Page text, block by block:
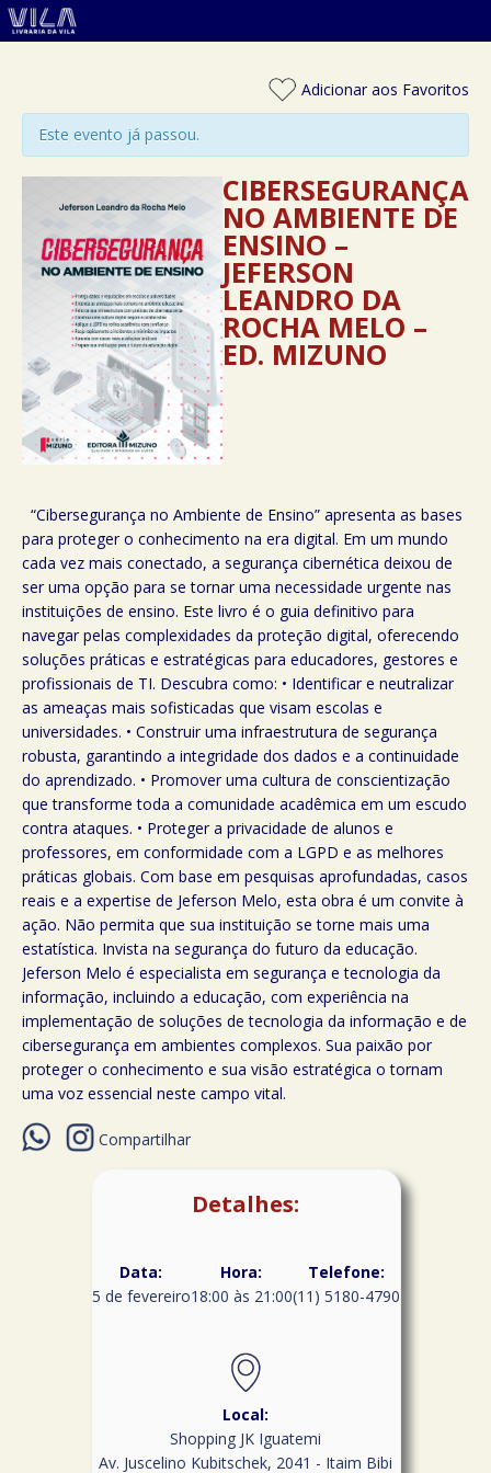
Adicionar aos Favoritos
Este evento já passou.
CIBERSEGURANÇA
NO AMBIENTE DE
ENSINO –
JEFERSON
LEANDRO DA
ROCHA MELO –
ED. MIZUNO
“Cibersegurança no Ambiente de Ensino” apresenta as bases
para proteger o conhecimento na era digital. Em um mundo
cada vez mais conectado, a segurança cibernética deixou de
ser uma opção para se tornar uma necessidade urgente nas
instituições de ensino. Este livro é o guia definitivo para
navegar pelas complexidades da proteção digital, oferecendo
soluções práticas e estratégicas para educadores, gestores e
profissionais de TI. Descubra como: • Identificar e neutralizar
as ameaças mais sofisticadas que visam escolas e
universidades. • Construir uma infraestrutura de segurança
robusta, garantindo a integridade dos dados e a continuidade
do aprendizado. • Promover uma cultura de conscientização
que transforme toda a comunidade acadêmica em um escudo
contra ataques. • Proteger a privacidade de alunos e
professores, em conformidade com a LGPD e as melhores
práticas globais. Com base em pesquisas aprofundadas, casos
reais e a expertise de Jeferson Melo, esta obra é um convite à
ação. Não permita que sua instituição se torne mais uma
estatística. Invista na segurança do futuro da educação.
Jeferson Melo é especialista em segurança e tecnologia da
informação, incluindo a educação, com experiência na
implementação de soluções de tecnologia da informação e de
cibersegurança em ambientes complexos. Sua paixão por
proteger o conhecimento e sua visão estratégica o tornam
uma voz essencial neste campo vital.
Compartilhar
Detalhes:
Data:
5 de fevereiro
Hora:
18:00 às 21:00
Telefone:
(11) 5180-4790
Local:
Shopping JK Iguatemi
Av. Juscelino Kubitschek, 2041 - Itaim Bibi